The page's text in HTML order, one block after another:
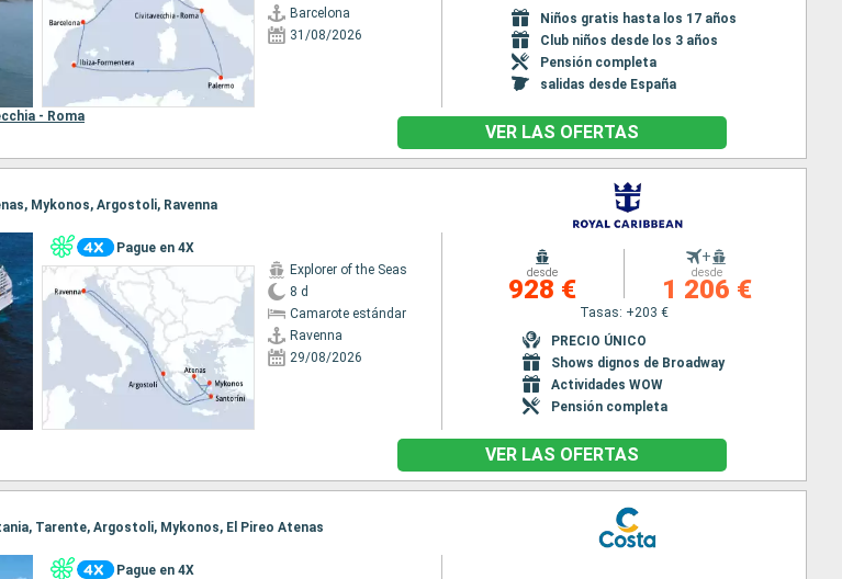
Barcelona
31/08/2026
Niños gratis hasta los 17 años
Club niños desde los 3 años
Pensión completa
salidas desde España
- Roma
VER LAS OFERTAS
Mykonos, Argostoli, Ravenna
Pague en 4X
Explorer of the Seas
8 d
Camarote estándar
Ravenna
29/08/2026
desde
928 €
+
desde
1 206 €
Tasas: +203 €
PRECIO ÚNICO
Shows dignos de Broadway
Actividades WOW
Pensión completa
VER LAS OFERTAS
Tarente, Argostoli, Mykonos, El Pireo Atenas
Pague en 4X